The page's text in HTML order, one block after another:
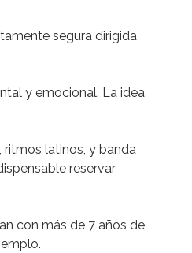
segura dirigida
y emocional. La idea
ritmos latinos, y banda
reservar
con más de 7 años de